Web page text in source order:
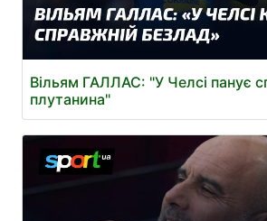
Вільям ГАЛЛАС: "У Челсі панує
плутанина"